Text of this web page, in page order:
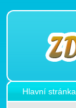
Hlavní stránka